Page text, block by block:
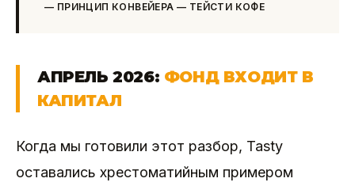
— ПРИНЦИП КОНВЕЙЕРА — ТЕЙСТИ КОФЕ
АПРЕЛЬ 2026: ФОНД ВХОДИТ В
КАПИТАЛ
Когда мы готовили этот разбор, Tasty
оставались хрестоматийным примером